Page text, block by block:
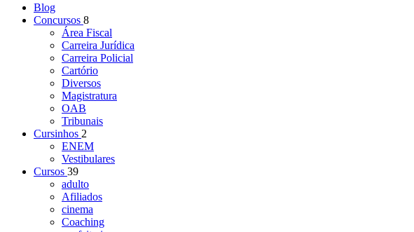
Blog
Concursos 8
Área Fiscal
Carreira Jurídica
Carreira Policial
Cartório
Diversos
Magistratura
OAB
Tribunais
Cursinhos 2
ENEM
Vestibulares
Cursos 39
adulto
Afiliados
cinema
Coaching